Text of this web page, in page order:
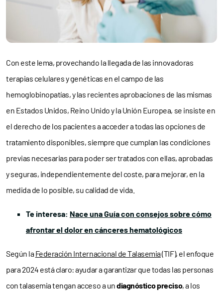
Con este lema, provechando la llegada de las innovadoras
terapias celulares y genéticas en el campo de las
hemoglobinopatías, y las recientes aprobaciones de las mismas
en Estados Unidos, Reino Unido y la Unión Europea, se insiste en
el derecho de los pacientes a acceder a todas las opciones de
tratamiento disponibles, siempre que cumplan las condiciones
previas necesarias para poder ser tratados con ellas, aprobadas
y seguras, independientemente del coste, para mejorar, en la
medida de lo posible, su calidad de vida.
Te interesa: Nace una Guía con consejos sobre cómo
afrontar el dolor en cánceres hematológicos
Según laFederación Internacional de Talasemia(TIF), el enfoque
para 2024 está claro: ayudar a garantizar que todas las personas
con talasemia tengan acceso a undiagnóstico preciso, a los